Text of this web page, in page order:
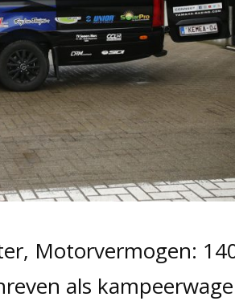
Motorvermogen:
als